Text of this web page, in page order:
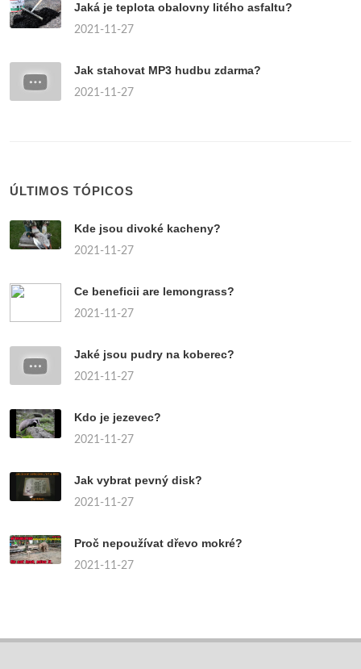
Jaká je teplota obalovny litého asfaltu?
2021-11-27
Jak stahovat MP3 hudbu zdarma?
2021-11-27
ÚLTIMOS TÓPICOS
Kde jsou divoké kacheny?
2021-11-27
Ce beneficii are lemongrass?
2021-11-27
Jaké jsou pudry na koberec?
2021-11-27
Kdo je jezevec?
2021-11-27
Jak vybrat pevný disk?
2021-11-27
Proč nepoužívat dřevo mokré?
2021-11-27